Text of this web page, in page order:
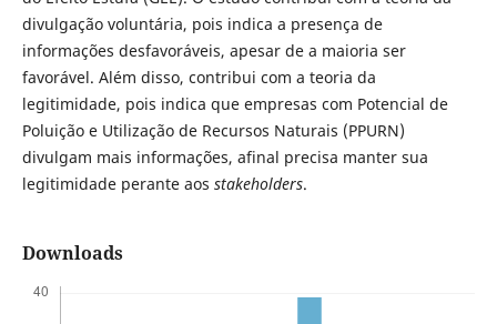
divulgação voluntária, pois indica a presença de
informações desfavoráveis, apesar de a maioria ser
favorável. Além disso, contribui com a teoria da
legitimidade, pois indica que empresas com Potencial de
Poluição e Utilização de Recursos Naturais (PPURN)
divulgam mais informações, afinal precisa manter sua
legitimidade perante aos stakeholders.
Downloads